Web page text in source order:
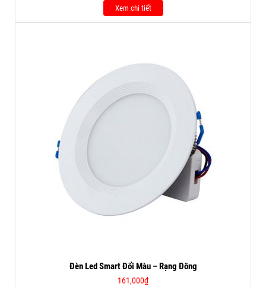
Xem chi tiết
Đèn Led Smart Đổi Màu – Rạng Đông
161,000₫